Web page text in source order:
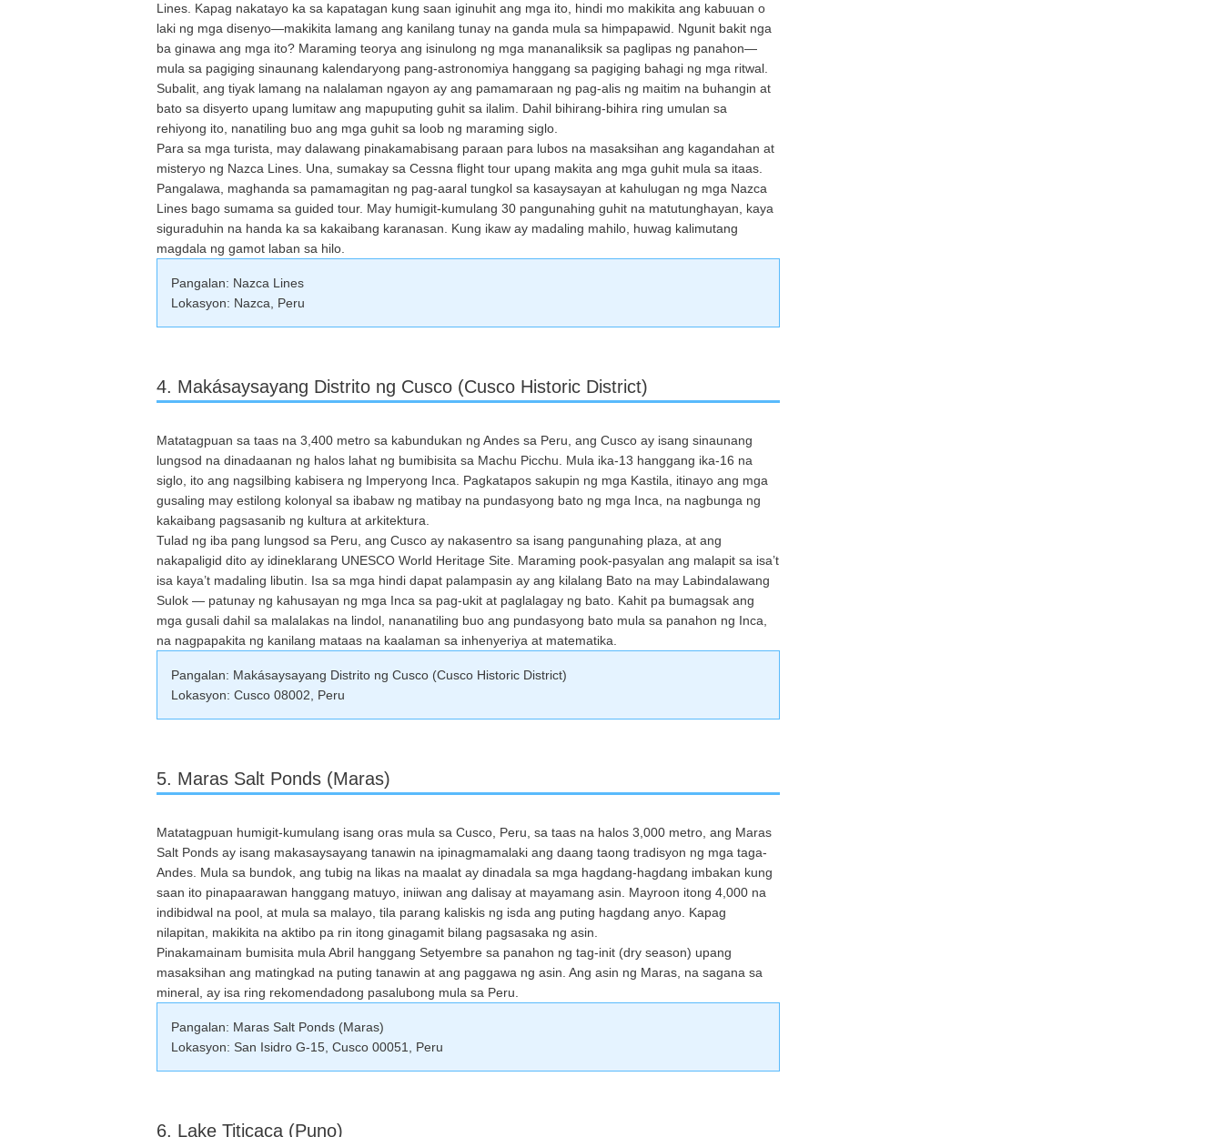
Lines. Kapag nakatayo ka sa kapatagan kung saan iginuhit ang mga ito, hindi mo makikita ang kabuuan o
laki ng mga disenyo—makikita lamang ang kanilang tunay na ganda mula sa himpapawid. Ngunit bakit nga
ba ginawa ang mga ito? Maraming teorya ang isinulong ng mga mananaliksik sa paglipas ng panahon—
mula sa pagiging sinaunang kalendaryong pang-astronomiya hanggang sa pagiging bahagi ng mga ritwal.
Subalit, ang tiyak lamang na nalalaman ngayon ay ang pamamaraan ng pag-alis ng maitim na buhangin at
bato sa disyerto upang lumitaw ang mapuputing guhit sa ilalim. Dahil bihirang-bihira ring umulan sa
rehiyong ito, nanatiling buo ang mga guhit sa loob ng maraming siglo.
Para sa mga turista, may dalawang pinakamabisang paraan para lubos na masaksihan ang kagandahan at
misteryo ng Nazca Lines. Una, sumakay sa Cessna flight tour upang makita ang mga guhit mula sa itaas.
Pangalawa, maghanda sa pamamagitan ng pag-aaral tungkol sa kasaysayan at kahulugan ng mga Nazca
Lines bago sumama sa guided tour. May humigit-kumulang 30 pangunahing guhit na matutunghayan, kaya
siguraduhin na handa ka sa kakaibang karanasan. Kung ikaw ay madaling mahilo, huwag kalimutang
magdala ng gamot laban sa hilo.
Pangalan: Nazca Lines
Lokasyon: Nazca, Peru
4. Makásaysayang Distrito ng Cusco (Cusco Historic District)
Matatagpuan sa taas na 3,400 metro sa kabundukan ng Andes sa Peru, ang Cusco ay isang sinaunang
lungsod na dinadaanan ng halos lahat ng bumibisita sa Machu Picchu. Mula ika-13 hanggang ika-16 na
siglo, ito ang nagsilbing kabisera ng Imperyong Inca. Pagkatapos sakupin ng mga Kastila, itinayo ang mga
gusaling may estilong kolonyal sa ibabaw ng matibay na pundasyong bato ng mga Inca, na nagbunga ng
kakaibang pagsasanib ng kultura at arkitektura.
Tulad ng iba pang lungsod sa Peru, ang Cusco ay nakasentro sa isang pangunahing plaza, at ang
nakapaligid dito ay idineklarang UNESCO World Heritage Site. Maraming pook-pasyalan ang malapit sa isa’t
isa kaya’t madaling libutin. Isa sa mga hindi dapat palampasin ay ang kilalang Bato na may Labindalawang
Sulok — patunay ng kahusayan ng mga Inca sa pag-ukit at paglalagay ng bato. Kahit pa bumagsak ang
mga gusali dahil sa malalakas na lindol, nananatiling buo ang pundasyong bato mula sa panahon ng Inca,
na nagpapakita ng kanilang mataas na kaalaman sa inhenyeriya at matematika.
Pangalan: Makásaysayang Distrito ng Cusco (Cusco Historic District)
Lokasyon: Cusco 08002, Peru
5. Maras Salt Ponds (Maras)
Matatagpuan humigit-kumulang isang oras mula sa Cusco, Peru, sa taas na halos 3,000 metro, ang Maras
Salt Ponds ay isang makasaysayang tanawin na ipinagmamalaki ang daang taong tradisyon ng mga taga-
Andes. Mula sa bundok, ang tubig na likas na maalat ay dinadala sa mga hagdang-hagdang imbakan kung
saan ito pinapaarawan hanggang matuyo, iniiwan ang dalisay at mayamang asin. Mayroon itong 4,000 na
indibidwal na pool, at mula sa malayo, tila parang kaliskis ng isda ang puting hagdang anyo. Kapag
nilapitan, makikita na aktibo pa rin itong ginagamit bilang pagsasaka ng asin.
Pinakamainam bumisita mula Abril hanggang Setyembre sa panahon ng tag-init (dry season) upang
masaksihan ang matingkad na puting tanawin at ang paggawa ng asin. Ang asin ng Maras, na sagana sa
mineral, ay isa ring rekomendadong pasalubong mula sa Peru.
Pangalan: Maras Salt Ponds (Maras)
Lokasyon: San Isidro G-15, Cusco 00051, Peru
6. Lake Titicaca (Puno)